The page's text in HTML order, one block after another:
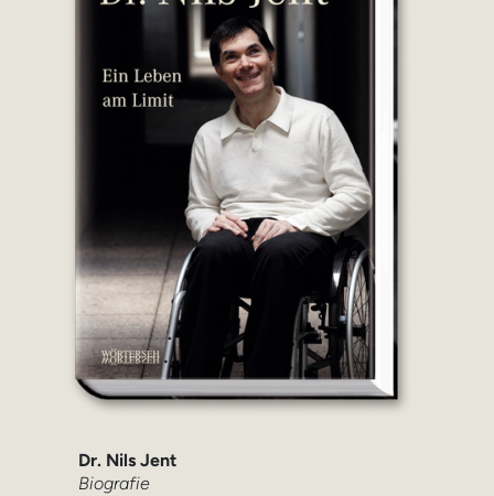
Dr. Nils Jent
Biografie